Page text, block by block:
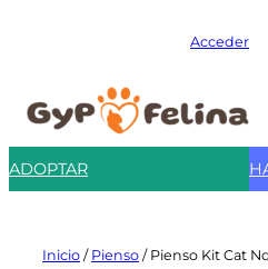
Acceder
ADOPTAR
Inicio / Pienso / Pienso Kit Cat